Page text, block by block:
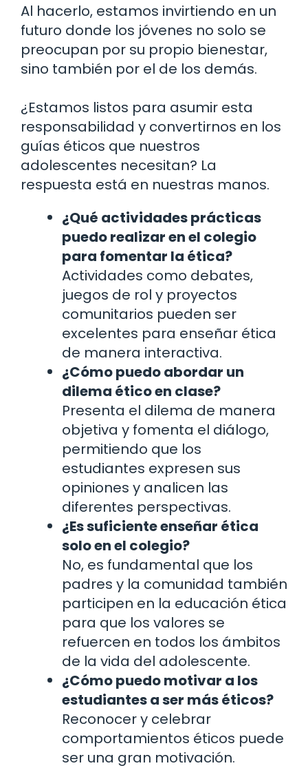
Al hacerlo, estamos invirtiendo en un
futuro donde los jóvenes no solo se
preocupan por su propio bienestar,
sino también por el de los demás.
¿Estamos listos para asumir esta
responsabilidad y convertirnos en los
guías éticos que nuestros
adolescentes necesitan? La
respuesta está en nuestras manos.
¿Qué actividades prácticas
puedo realizar en el colegio
para fomentar la ética?
Actividades como debates,
juegos de rol y proyectos
comunitarios pueden ser
excelentes para enseñar ética
de manera interactiva.
¿Cómo puedo abordar un
dilema ético en clase?
Presenta el dilema de manera
objetiva y fomenta el diálogo,
permitiendo que los
estudiantes expresen sus
opiniones y analicen las
diferentes perspectivas.
¿Es suficiente enseñar ética
solo en el colegio?
No, es fundamental que los
padres y la comunidad también
participen en la educación ética
para que los valores se
refuercen en todos los ámbitos
de la vida del adolescente.
¿Cómo puedo motivar a los
estudiantes a ser más éticos?
Reconocer y celebrar
comportamientos éticos puede
ser una gran motivación.